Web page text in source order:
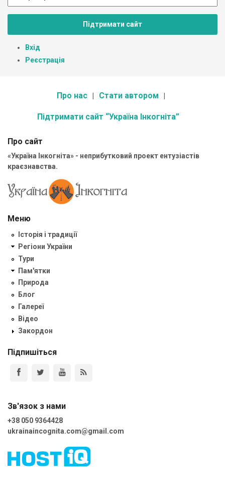
Підтримати сайт
Вхід
Реєстрація
Про нас Стати автором
Підтримати сайт “Україна Інкогніта”
Про сайт
«Україна Інкогніта» - неприбутковий проект ентузіастів
краєзнавства.
Меню
Історія і традиції
Регіони України
Тури
Пам'ятки
Природа
Блог
Галереї
Відео
Закордон
Підпишіться
Зв'язок з нами
+38 050 9364428
ukrainaincognita.com@gmail.com